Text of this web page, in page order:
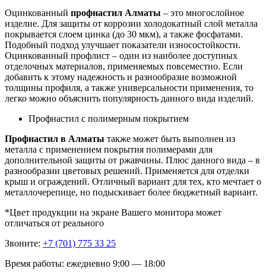
Оцинкованный профнастил Алматы – это многослойное
изделие. Для защиты от коррозии холодокатный слой металла
покрывается слоем цинка (до 30 мкм), а также фосфатами.
Подобный подход улучшает показатели износостойкости.
Оцинкованный профлист – один из наиболее доступных
отделочных материалов, применяемых повсеместно. Если
добавить к этому надежность и разнообразие возможной
толщины профиля, а также универсальности применения, то
легко можно объяснить популярность данного вида изделий.
Профнастил с полимерным покрытием
Профнастил в Алматы также может быть выполнен из
металла с применением покрытия полимерами для
дополнительной защиты от ржавчины. Плюс данного вида – в
разнообразии цветовых решений. Применяется для отделки
крыш и ограждений. Отличный вариант для тех, кто мечтает о
металлочерепице, но подыскивает более бюджетный вариант.
*Цвет продукции на экране Вашего монитора может
отличаться от реального
Звоните: +7 (701) 775 33 25
Время работы: ежедневно 9:00 — 18:00